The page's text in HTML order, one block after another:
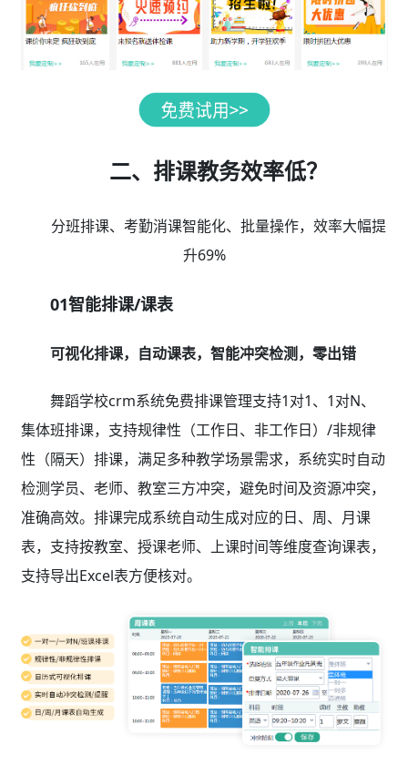
二、排课教务效率低？
分班排课、考勤消课智能化、批量操作，效率大幅提
升69%
01智能排课/课表
可视化排课，自动课表，智能冲突检测，零出错
舞蹈学校crm系统免费排课管理支持1对1、1对N、
集体班排课，支持规律性（工作日、非工作日）/非规律
性（隔天）排课，满足多种教学场景需求，系统实时自动
检测学员、老师、教室三方冲突，避免时间及资源冲突，
准确高效。排课完成系统自动生成对应的日、周、月课
表，支持按教室、授课老师、上课时间等维度查询课表，
支持导出Excel表方便核对。